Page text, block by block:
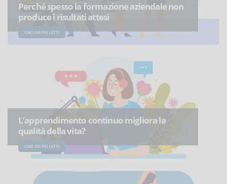
Perché spesso la formazione aziendale non
produce i risultati attesi
UNO DEI PIÙ LETTI
L’apprendimento continuo migliora la
qualità della vita?
UNO DEI PIÙ LETTI